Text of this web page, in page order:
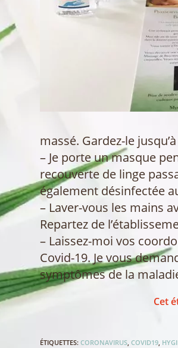
massé. Gardez-le
– Je porte un masque
recouverte de linge
également désinfectée
– Laver-vous les mains
Repartez de
– Laissez-moi vos
Covid-19. Je vous
symptômes de la
Cet
ÉTIQUETTES:CORONAVIRUS, COVID19,